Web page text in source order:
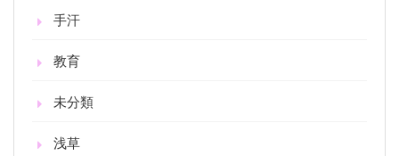
手汗
教育
未分類
浅草